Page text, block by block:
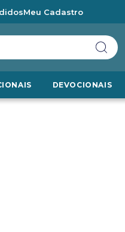
Meu Cadastro
DEVOCIONAIS